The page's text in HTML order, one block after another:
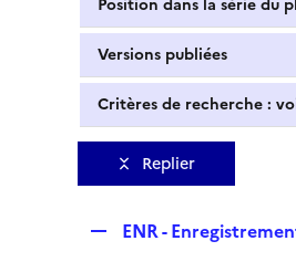
Position dans la série du
Versions publiées
Critères de recherche :
Replier
ENR -